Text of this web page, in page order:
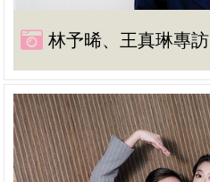
林予晞、王真琳專訪